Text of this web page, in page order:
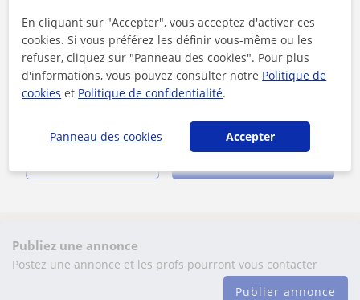
Coach en programmation informatique et
robotique offre des cours particuliers de
programmation et robotique pour adultes en
ligne.
Vous cherchez un cours particuliers sur la programmation ou
robotique en ligne ? N'hésitez pas à me contacter car je peux
vous aider à appr...
Publiez une annonce
Postez une annonce et les profs pourront vous contacter
Publier annonce
En cliquant sur "Accepter", vous acceptez d'activer ces
cookies. Si vous préférez les définir vous-même ou les
refuser, cliquez sur "Panneau des cookies". Pour plus
d'informations, vous pouvez consulter notre Politique de
cookies et Politique de confidentialité.
Panneau des cookies Accepter